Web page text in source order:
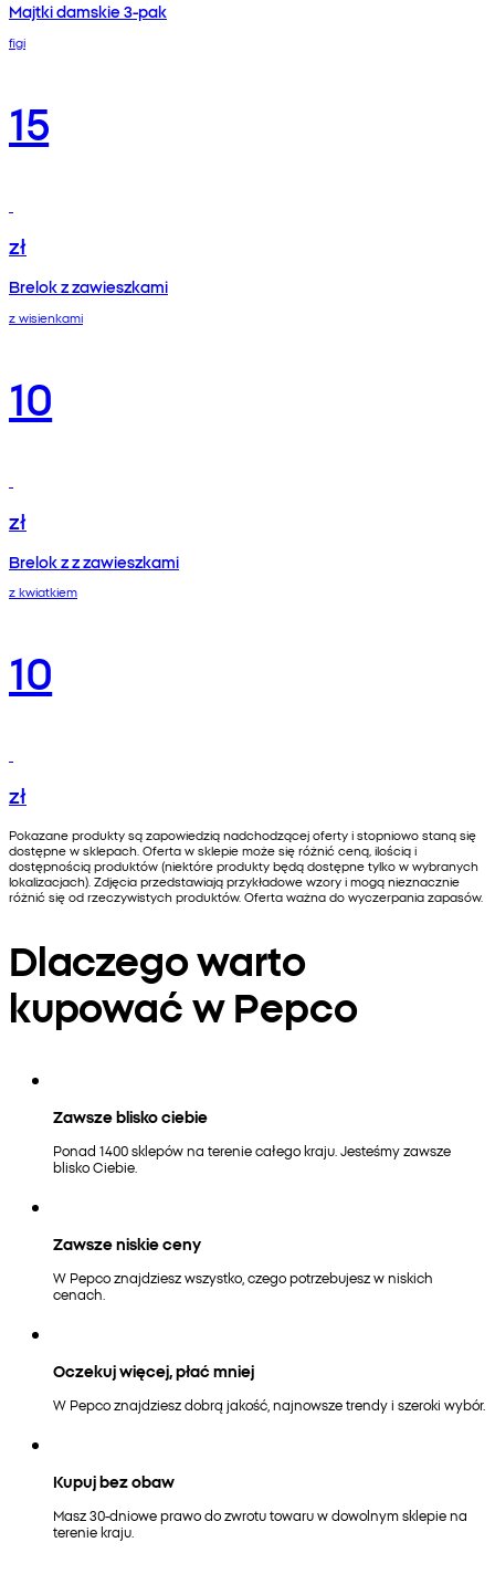
Majtki damskie 3-pak
figi
15
zł
Brelok z zawieszkami
z wisienkami
10
zł
Brelok z z zawieszkami
z kwiatkiem
10
zł
Pokazane produkty są zapowiedzią nadchodzącej oferty i stopniowo staną się
dostępne w sklepach. Oferta w sklepie może się różnić ceną, ilością i
dostępnością produktów (niektóre produkty będą dostępne tylko w wybranych
lokalizacjach). Zdjęcia przedstawiają przykładowe wzory i mogą nieznacznie
różnić się od rzeczywistych produktów. Oferta ważna do wyczerpania zapasów.
Dlaczego warto
kupować w Pepco
Zawsze blisko ciebie
Ponad 1400 sklepów na terenie całego kraju. Jesteśmy zawsze
blisko Ciebie.
Zawsze niskie ceny
W Pepco znajdziesz wszystko, czego potrzebujesz w niskich
cenach.
Oczekuj więcej, płać mniej
W Pepco znajdziesz dobrą jakość, najnowsze trendy i szeroki wybór.
Kupuj bez obaw
Masz 30-dniowe prawo do zwrotu towaru w dowolnym sklepie na
terenie kraju.